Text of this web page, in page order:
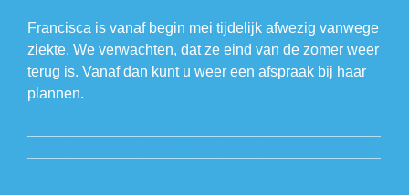
Francisca is vanaf begin mei tijdelijk afwezig vanwege
ziekte. We verwachten, dat ze eind van de zomer weer
terug is. Vanaf dan kunt u weer een afspraak bij haar
plannen.